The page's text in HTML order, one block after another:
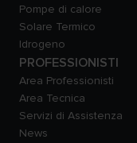
Pompe di calore
Solare Termico
Idrogeno
PROFESSIONISTI
Area Professionisti
Area Tecnica
Servizi di Assistenza
News